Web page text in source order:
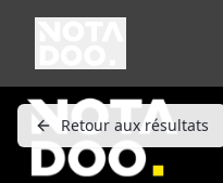
Retour aux résultats